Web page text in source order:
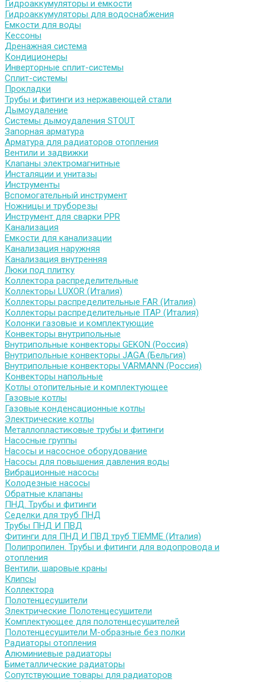
Гидроаккумуляторы и емкости
Гидроаккумуляторы для водоснабжения
Емкости для воды
Кессоны
Дренажная система
Кондиционеры
Инверторные сплит-системы
Сплит-системы
Прокладки
Трубы и фитинги из нержавеющей стали
Дымоудаление
Системы дымоудаления STOUT
Запорная арматура
Арматура для радиаторов отопления
Вентили и задвижки
Клапаны электромагнитные
Инсталяции и унитазы
Инструменты
Вспомогательный инструмент
Ножницы и труборезы
Инструмент для сварки PPR
Канализация
Емкости для канализации
Канализация наружняя
Канализация внутренняя
Люки под плитку
Коллектора распределительные
Коллекторы LUXOR (Италия)
Коллекторы распределительные FAR (Италия)
Коллекторы распределительные ITAP (Италия)
Колонки газовые и комплектующие
Конвекторы внутрипольные
Внутрипольные конвекторы GEKON (Россия)
Внутрипольные конвекторы JAGA (Бельгия)
Внутрипольные конвекторы VARMANN (Россия)
Конвекторы напольные
Котлы отопительные и комплектующее
Газовые котлы
Газовые конденсационные котлы
Электрические котлы
Металлопластиковые трубы и фитинги
Насосные группы
Насосы и насосное оборудование
Насосы для повышения давления воды
Вибрационные насосы
Колодезные насосы
Обратные клапаны
ПНД. Трубы и фитинги
Седелки для труб ПНД
Трубы ПНД И ПВД
Фитинги для ПНД И ПВД труб TIEMME (Италия)
Полипропилен. Трубы и фитинги для водопровода и
отопления
Вентили, шаровые краны
Клипсы
Коллектора
Полотенцесушители
Электрические Полотенцесушители
Комплектующее для полотенцесушителей
Полотенцесушители М-образные без полки
Радиаторы отопления
Алюминиевые радиаторы
Биметаллические радиаторы
Сопутствующие товары для радиаторов